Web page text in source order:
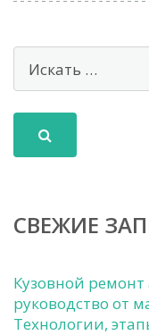
СВЕЖИЕ
Кузовной
руководство от
Технологии,